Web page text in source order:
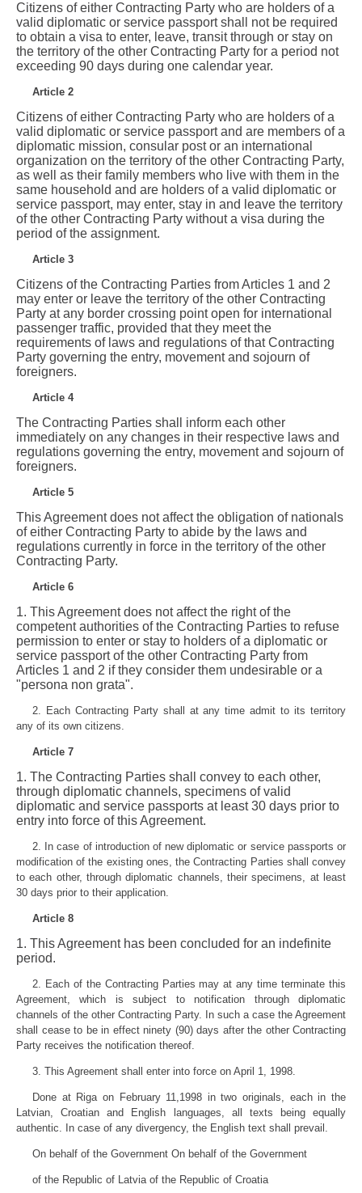
Citizens of either Contracting Party who are holders of a
valid diplomatic or service passport shall not be required
to obtain a visa to enter, leave, transit through or stay on
the territory of the other Contracting Party for a period not
exceeding 90 days during one calendar year.
Article 2
Citizens of either Contracting Party who are holders of a
valid diplomatic or service passport and are members of a
diplomatic mission, consular post or an international
organization on the territory of the other Contracting Party,
as well as their family members who live with them in the
same household and are holders of a valid diplomatic or
service passport, may enter, stay in and leave the territory
of the other Contracting Party without a visa during the
period of the assignment.
Article 3
Citizens of the Contracting Parties from Articles 1 and 2
may enter or leave the territory of the other Contracting
Party at any border crossing point open for international
passenger traffic, provided that they meet the
requirements of laws and regulations of that Contracting
Party governing the entry, movement and sojourn of
foreigners.
Article 4
The Contracting Parties shall inform each other
immediately on any changes in their respective laws and
regulations governing the entry, movement and sojourn of
foreigners.
Article 5
This Agreement does not affect the obligation of nationals
of either Contracting Party to abide by the laws and
regulations currently in force in the territory of the other
Contracting Party.
Article 6
1. This Agreement does not affect the right of the
competent authorities of the Contracting Parties to refuse
permission to enter or stay to holders of a diplomatic or
service passport of the other Contracting Party from
Articles 1 and 2 if they consider them undesirable or a
"persona non grata".
2. Each Contracting Party shall at any time admit to its territory
any of its own citizens.
Article 7
1. The Contracting Parties shall convey to each other,
through diplomatic channels, specimens of valid
diplomatic and service passports at least 30 days prior to
entry into force of this Agreement.
2. In case of introduction of new diplomatic or service passports or
modification of the existing ones, the Contracting Parties shall convey
to each other, through diplomatic channels, their specimens, at least
30 days prior to their application.
Article 8
1. This Agreement has been concluded for an indefinite
period.
2. Each of the Contracting Parties may at any time terminate this
Agreement, which is subject to notification through diplomatic
channels of the other Contracting Party. In such a case the Agreement
shall cease to be in effect ninety (90) days after the other Contracting
Party receives the notification thereof.
3. This Agreement shall enter into force on April 1, 1998.
Done at Riga on February 11,1998 in two originals, each in the
Latvian, Croatian and English languages, all texts being equally
authentic. In case of any divergency, the English text shall prevail.
On behalf of the Government On behalf of the Government
of the Republic of Latvia of the Republic of Croatia